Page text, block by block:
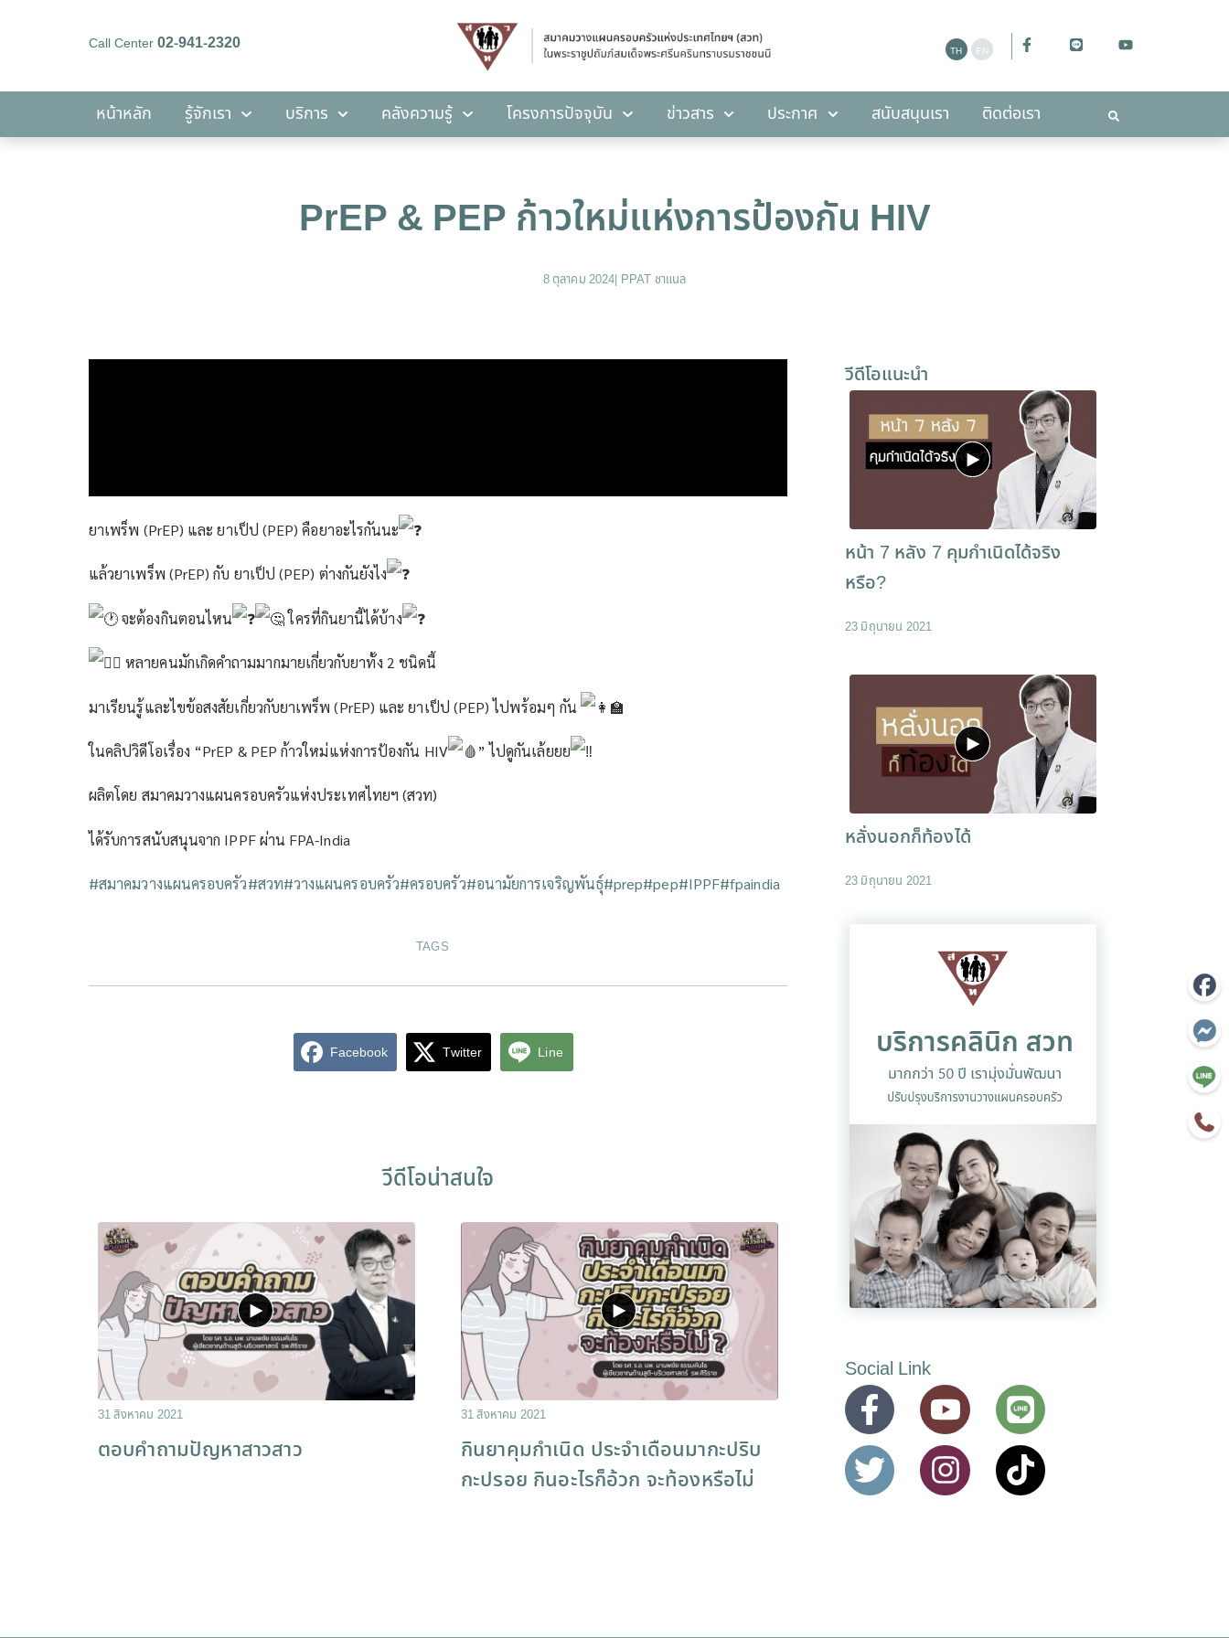
Call Center02-941-2320
หน้าหลัก รู้จักเรา บริการ คลังความรู้ โครงการปัจจุบัน ข่าวสาร ประกาศ สนับสนุนเรา ติดต่อเรา
คลังความรู้ โครงการปัจจุบัน สนับสนุนเรา
PrEP & PEP ก้าวใหม่แห่งการป้องกัน HIV
8 ตุลาคม 2024| PPAT ชาแนล
ยาเพร็พ (PrEP) และ ยาเป็ป (PEP) คือยาอะไรกันนะ
แล้วยาเพร็พ (PrEP) กับ ยาเป็ป (PEP) ต่างกันยังไง
จะต้องกินตอนไหน ใครที่กินยานี้ได้บ้าง
หลายคนมักเกิดคำถามมากมายเกี่ยวกับยาทั้ง 2 ชนิดนี้
มาเรียนรู้และไขข้อสงสัยเกี่ยวกับยาเพร็พ (PrEP) และ ยาเป็ป (PEP) ไปพร้อมๆ กัน
ในคลิปวิดีโอเรื่อง “PrEP & PEP ก้าวใหม่แห่งการป้องกัน HIV ” ไปดูกันเล้ยยย
ผลิตโดย สมาคมวางแผนครอบครัวแห่งประเทศไทยฯ (สวท)
ได้รับการสนับสนุนจาก IPPF ผ่าน FPA-India
#สมาคมวางแผนครอบครัว#สวท#วางแผนครอบครัว#ครอบครัว#อนามัยการเจริญพันธ์ุ#prep#pep#IPPF#fpaindia
TAGS
Facebook Twitter Line
วีดีโอน่าสนใจ
31 สิงหาคม 2021
ตอบคำถามปัญหาสาวสาว
31 สิงหาคม 2021
กินยาคุมกําเนิด ประจําเดือนมากะปริบ
กะปรอย กินอะไรก็อ้วก จะท้องหรือไม่
วีดีโอแนะนำ
หน้า 7 หลัง 7 คุมกำเนิดได้จริง
หรือ?
23 มิถุนายน 2021
หลั่งนอกก็ท้องได้
23 มิถุนายน 2021
Social Link